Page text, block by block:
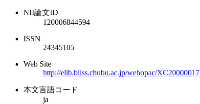
NII論文ID
120006844594
ISSN
24345105
Web Site
http://elib.bliss.chubu.ac.jp/webopac/XC20000017
本文言語コード
ja